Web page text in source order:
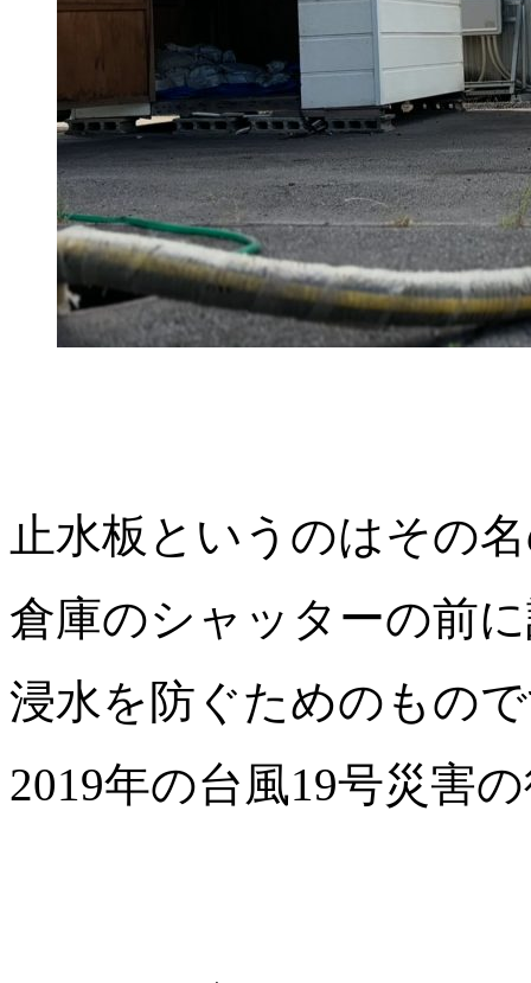
止水板というのはその
倉庫のシャッターの前
浸水を防ぐためのもの
2019年の台風19号災害